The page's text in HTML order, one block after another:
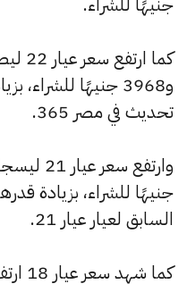
تحديث في مصر 365.
السابق لعيار عيار 21.